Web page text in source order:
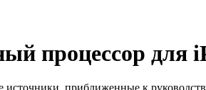
процессор для